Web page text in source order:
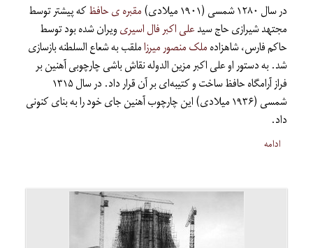
در سال ۱۲۸۰ شمسی (۱۹۰۱ میلادی) مقبره ی حافظکه پیشتر توسط
مجتهد شیرازی حاج سیدعلی اکبر فال اسیریویران شده بود توسط
حاکم فارس، شاهزادهملک منصور میرزاملقب به شعاع السلطنه بازسازی
شد. به دستور او علی اکبر مزین الدوله نقاش باشی چارچوبی آهنین بر
فراز آرامگاه حافظ ساخت و کتیبه‌ای بر آن قرار داد. در سال ۱۳۱۵
شمسی (۱۹۳۶ میلادی) این چارچوب آهنین جای خود را به بنای کنونی
داد.
ادامه